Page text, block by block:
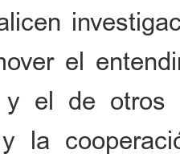
el
y el de otros
y la